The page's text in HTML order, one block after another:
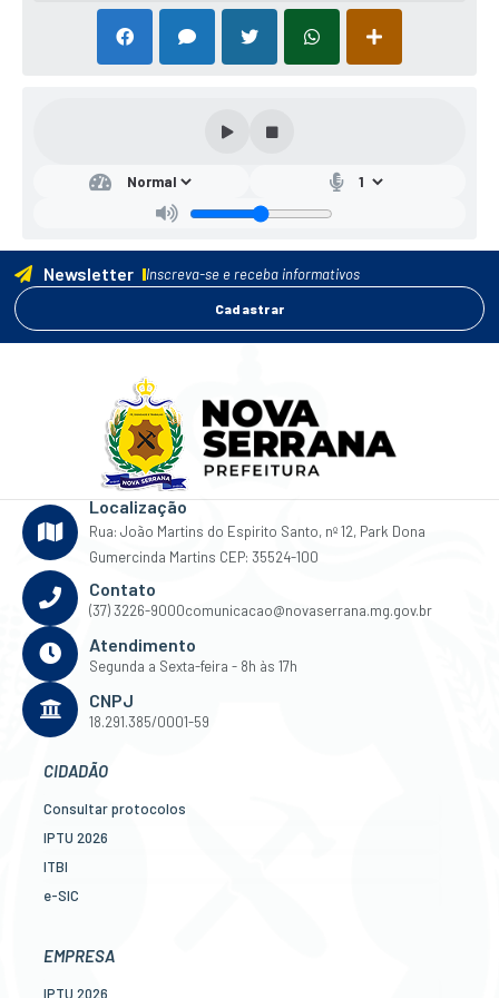
Newsletter Inscreva-se e receba informativos
Cadastrar
Localização
Rua: João Martins do Espirito Santo, nº 12, Park Dona
Gumercinda Martins CEP: 35524-100
Contato
(37) 3226-9000comunicacao@novaserrana.mg.gov.br
Atendimento
Segunda a Sexta-feira - 8h às 17h
CNPJ
18.291.385/0001-59
CIDADÃO
Consultar protocolos
IPTU 2026
ITBI
e-SIC
Legislação
EMPRESA
IPTU 2026